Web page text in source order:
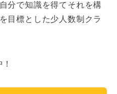
分で知識を得てそれを構
目標とした少人数制クラ